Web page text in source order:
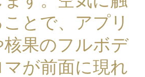
とで、アプリ
核果のフルボデ
マが前面に現れ